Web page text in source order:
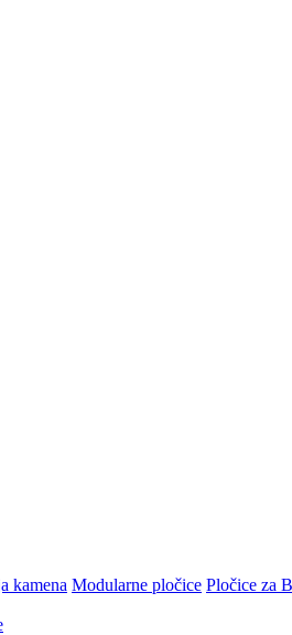
kamena Modularne pločice Pločice za